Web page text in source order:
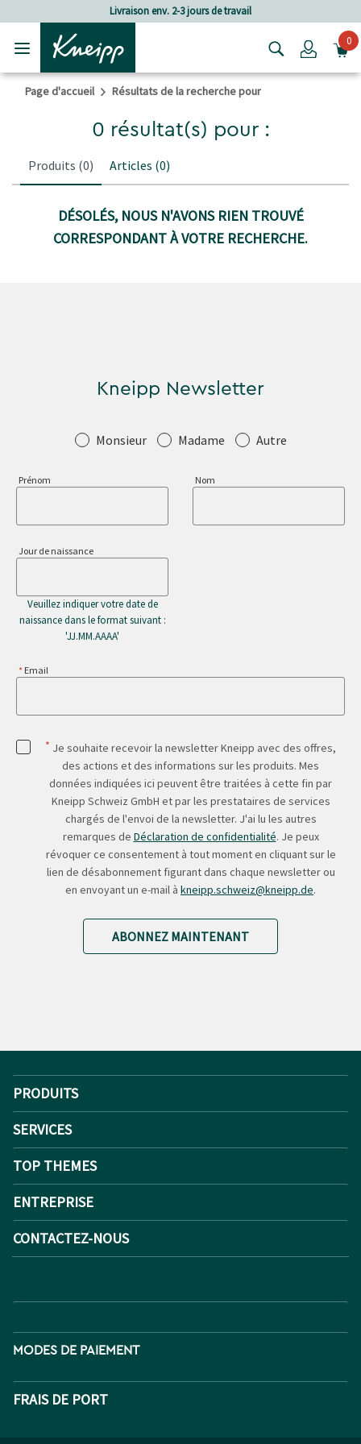
Passer au contenu principal
Passer au contenu du pied de page
Livraison env. 2-3 jours de travail
Login0
Page d'accueil Résultats de la recherche pour
0 résultat(s) pour :
Produits (0) Articles (0)
DÉSOLÉS, NOUS N'AVONS RIEN TROUVÉ
CORRESPONDANT À VOTRE RECHERCHE.
Kneipp Newsletter
SalutationMonsieur Madame Autre
Prénom Nom
Jour de naissance
Veuillez indiquer votre date de
naissance dans le format suivant :
'JJ.MM.AAAA'
Email
* Je souhaite recevoir la newsletter Kneipp avec des offres,
des actions et des informations sur les produits. Mes
données indiquées ici peuvent être traitées à cette fin par
Kneipp Schweiz GmbH et par les prestataires de services
chargés de l'envoi de la newsletter. J'ai lu les autres
remarques de Déclaration de confidentialité. Je peux
révoquer ce consentement à tout moment en cliquant sur le
lien de désabonnement figurant dans chaque newsletter ou
en envoyant un e-mail à kneipp.schweiz@kneipp.de.
ABONNEZ MAINTENANT
PRODUITS
SERVICES
TOP THEMES
ENTREPRISE
CONTACTEZ-NOUS
MODES DE PAIEMENT
FRAIS DE PORT